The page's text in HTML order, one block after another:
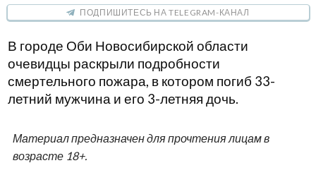
ПОДПИШИТЕСЬ НА TELEGRAM-КАНАЛ
В городе Оби Новосибирской области
очевидцы раскрыли подробности
смертельного пожара, в котором погиб 33-
летний мужчина и его 3-летняя дочь.
Материал предназначен для прочтения лицам в
возрасте 18+.